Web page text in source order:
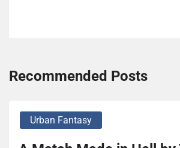
Recommended Posts
Urban Fantasy